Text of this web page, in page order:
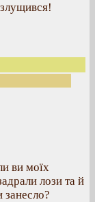
ви моїх
лози та й
занесло?